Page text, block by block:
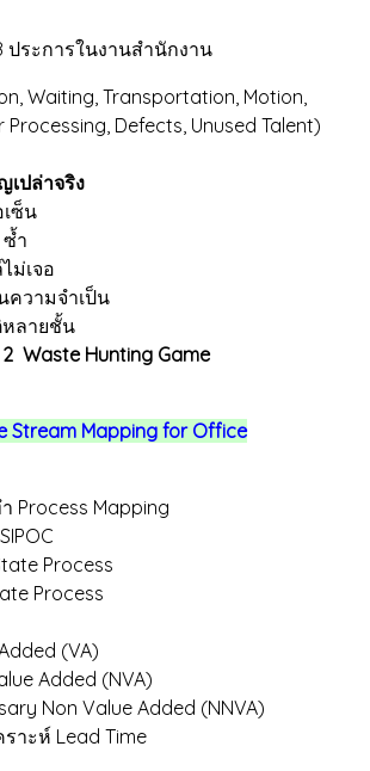
ประการในงานสำนักงาน
Waiting, Transportation, Motion,
Processing, Defects, Unused Talent)
เปล่าจริง
เซ็น
ซ้ำ
ม่เจอ
ความจำเป็น
ลายชั้น
Waste Hunting Game
Stream Mapping for Office
Process Mapping
Process
Process
(VA)
Added (NVA)
Non Value Added (NNVA)
ราะห์ Lead Time